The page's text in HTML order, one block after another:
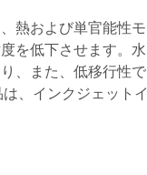
熱および単官能性モ
を低下させます。水
、また、低移行性で
、インクジェットイ